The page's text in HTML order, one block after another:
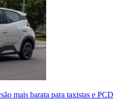
mais barata para taxistas e PCD